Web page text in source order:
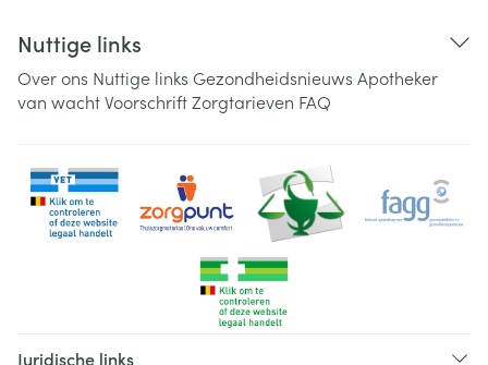
Nuttige links
Over ons Nuttige links Gezondheidsnieuws Apotheker
van wachtVoorschriftZorgtarieven FAQ
Juridische links